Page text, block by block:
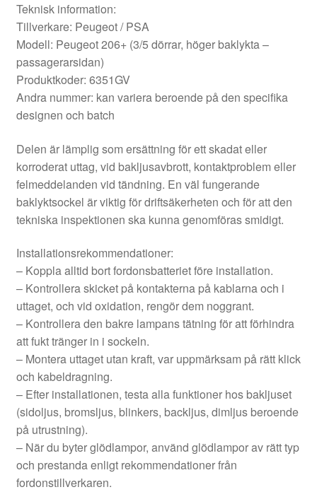
Teknisk information:
Tillverkare: Peugeot / PSA
Modell: Peugeot 206+ (3/5 dörrar, höger baklykta –
passagerarsidan)
Produktkoder: 6351GV
Andra nummer: kan variera beroende på den specifika
designen och batch
Delen är lämplig som ersättning för ett skadat eller
korroderat uttag, vid bakljusavbrott, kontaktproblem eller
felmeddelanden vid tändning. En väl fungerande
baklyktsockel är viktig för driftsäkerheten och för att den
tekniska inspektionen ska kunna genomföras smidigt.
Installationsrekommendationer:
– Koppla alltid bort fordonsbatteriet före installation.
– Kontrollera skicket på kontakterna på kablarna och i
uttaget, och vid oxidation, rengör dem noggrant.
– Kontrollera den bakre lampans tätning för att förhindra
att fukt tränger in i sockeln.
– Montera uttaget utan kraft, var uppmärksam på rätt klick
och kabeldragning.
– Efter installationen, testa alla funktioner hos bakljuset
(sidoljus, bromsljus, blinkers, backljus, dimljus beroende
på utrustning).
– När du byter glödlampor, använd glödlampor av rätt typ
och prestanda enligt rekommendationer från
fordonstillverkaren.